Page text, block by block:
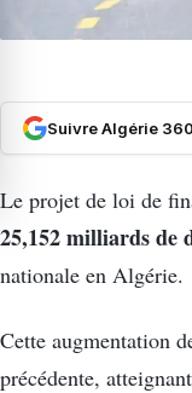
Suivre Algérie
Le projet de loi de
25,152 milliards de
nationale en Algérie.
Cette augmentation
précédente,